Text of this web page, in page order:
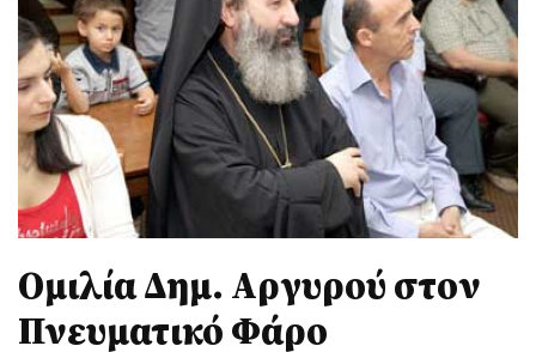
Ομιλία Δημ. Αργυρού στον
Πνευματικό Φάρο